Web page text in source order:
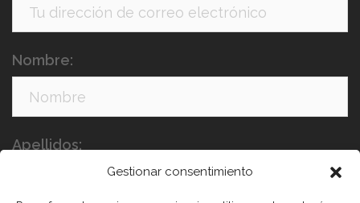
Gestionar consentimiento
Nombre:
Apellidos: